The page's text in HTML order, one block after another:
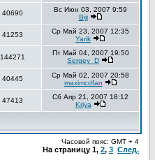
40690
Вс Июн 03, 2007 9:59
Biji
41253
Ср Май 23, 2007 12:35
Yarik
144271
Пт Май 04, 2007 19:50
Sergey_D
40445
Ср Май 02, 2007 20:58
maximcdfan
47413
Сб Апр 21, 2007 18:12
Kriya
Часовой пояс: GMT + 4
На страницу 1, 2, 3 След.